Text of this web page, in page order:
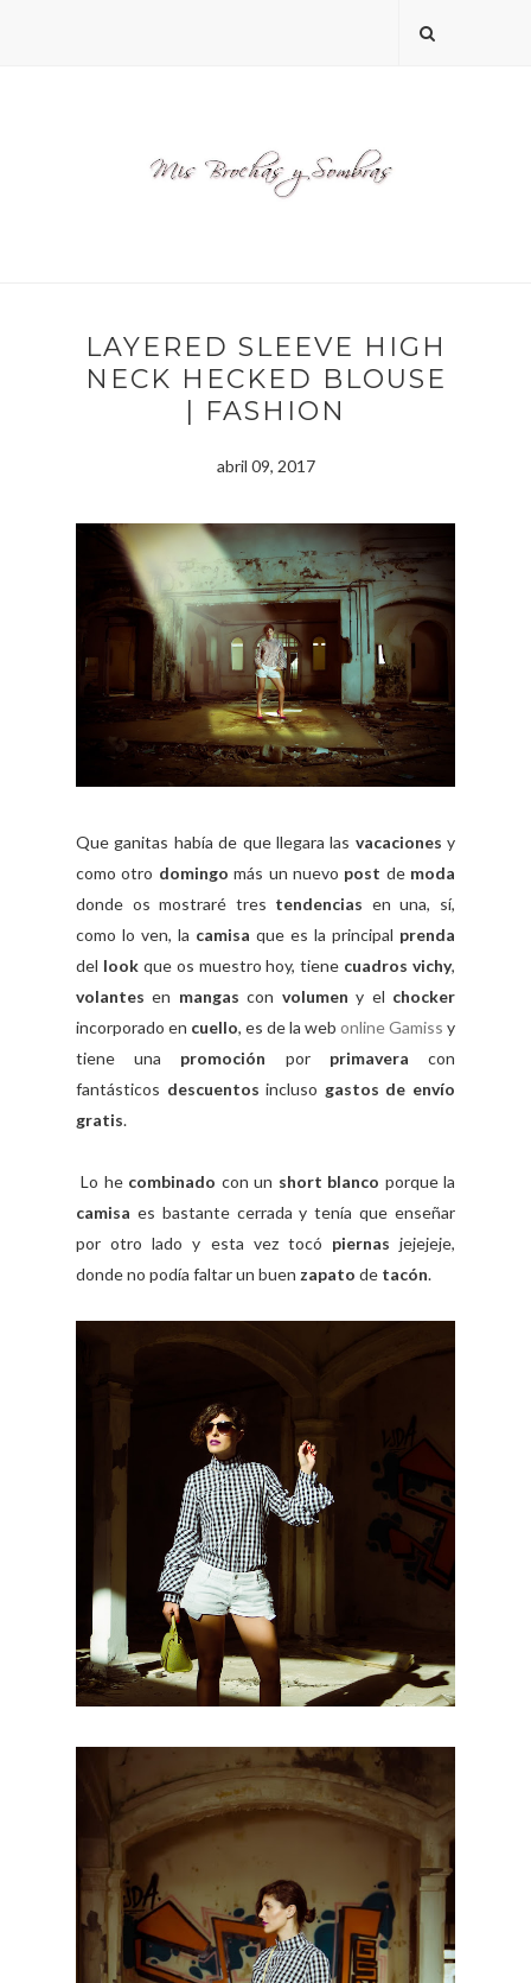
LAYERED SLEEVE HIGH
NECK HECKED BLOUSE
| FASHION
abril 09, 2017
Que ganitas había de que llegara las vacaciones y
como otro domingo más un nuevo post de moda
donde os mostraré tres tendencias en una, sí,
como lo ven, la camisa que es la principal prenda
del lookque os muestro hoy, tiene cuadros vichy,
volantes en mangas con volumen y el chocker
incorporado en cuello, es de la web online Gamiss y
tiene una promoción porprimavera con
fantásticos descuentosincluso gastos de envío
gratis.
Lo hecombinado con un short blanco porque la
camisa es bastante cerrada y tenía que enseñar
por otro lado y esta vez tocó piernas jejejeje,
donde no podía faltar un buen zapato de tacón.